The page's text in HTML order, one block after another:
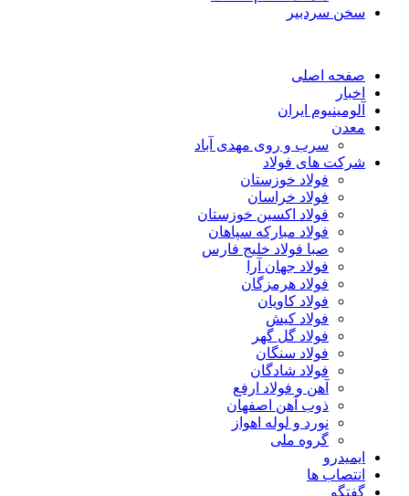
سخن سردبیر
صفحه اصلی
اخبار
آلومینیوم ایران
معدن
سرب و روی مهدی آباد
شرکت های فولاد
فولاد خوزستان
فولاد خراسان
فولاد اکسین خوزستان
فولاد مبارکه سپاهان
صبا فولاد خلیج فارس
فولاد جهان آرا
فولاد هرمزگان
فولاد کاویان
فولاد کیش
فولاد گل گهر
فولاد سنگان
فولاد شادگان
آهن و فولاد ارفع
ذوب آهن اصفهان
نورد و لوله اهواز
گروه ملی
ایمیدرو
انتصاب ها
گفتگو